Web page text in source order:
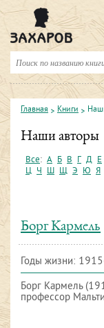
Главная Книги
Наши авторы
Все: А Б В Г Д Е
Ц Ч Ш Щ Э Ю Я
Борг Кармель
Годы жизни:
Борг Кармель
профессор